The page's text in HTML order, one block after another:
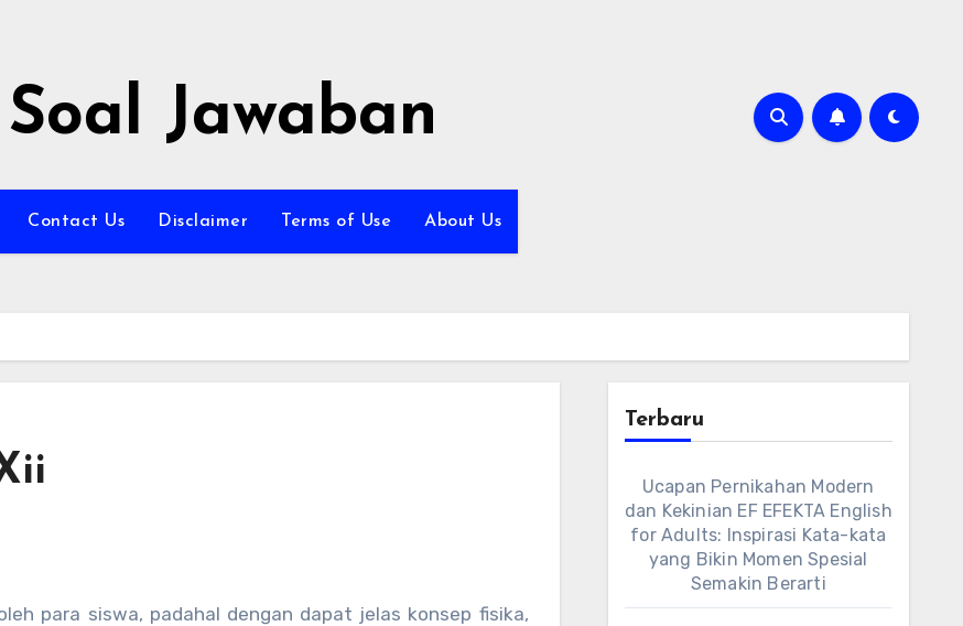
Soal Jawaban
Contact Us Disclaimer Terms of Use About Us
para siswa, padahal dengan dapat jelas konsep fisika,
Terbaru
Ucapan Pernikahan Modern
dan Kekinian EF EFEKTA English
for Adults: Inspirasi Kata-kata
yang Bikin Momen Spesial
Semakin Berarti